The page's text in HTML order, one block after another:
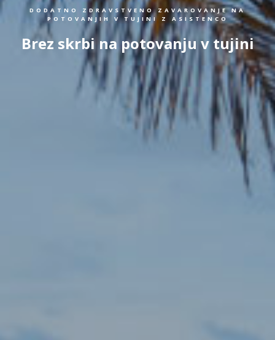
DODATNO ZDRAVSTVENO ZAVAROVANJE NA
POTOVANJIH V TUJINI Z ASISTENCO
Brez skrbi na potovanju v tujini